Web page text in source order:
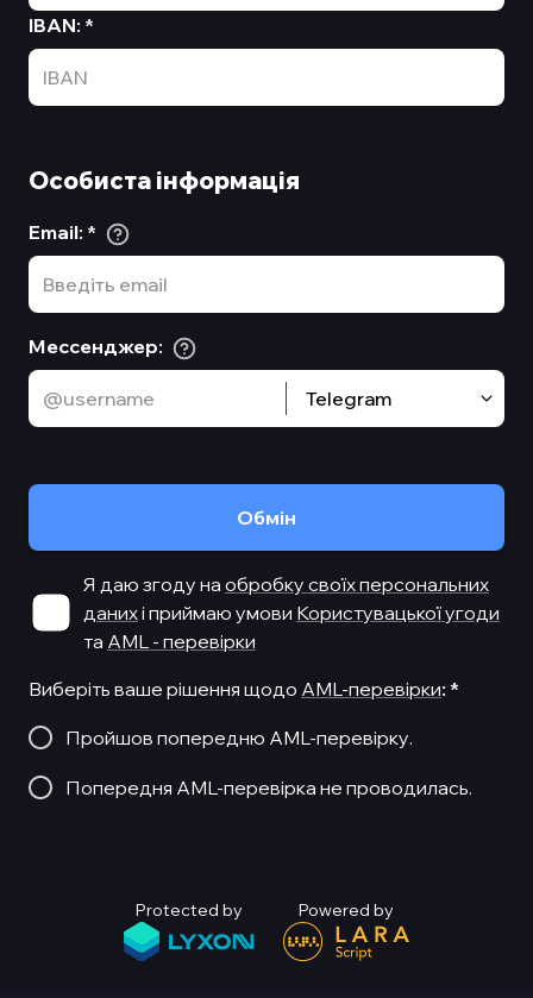
IBAN: *
Особиста інформація
Email: *
Мессенджер:
Telegram
Обмiн
Я даю згоду на обробку своїх персональних
данихі приймаю умови Користувацької угоди
та AML - перевірки
Виберіть ваше рішення щодо AML-перевірки: *
Пройшов попередню AML-перевірку.
Попередня AML-перевірка не проводилась.
Protected by Powered by